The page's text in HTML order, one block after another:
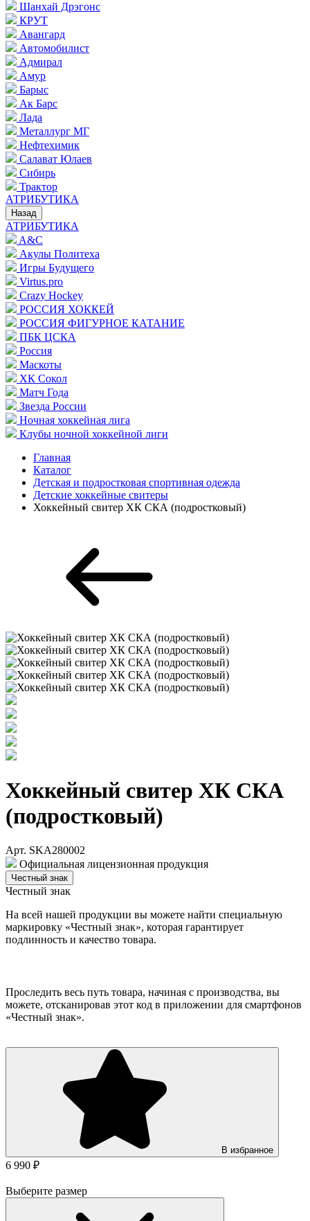
Шанхай Дрэгонс
КРУТ
Авангард
Автомобилист
Адмирал
Амур
Барыс
Ак Барс
Лада
Металлург МГ
Нефтехимик
Салават Юлаев
Сибирь
Трактор
АТРИБУТИКА
Назад
АТРИБУТИКА
A&C
Акулы Политеха
Игры Будущего
Virtus.pro
Crazy Hockey
РОССИЯ ХОККЕЙ
РОССИЯ ФИГУРНОЕ КАТАНИЕ
ПБК ЦСКА
Россия
Маскоты
ХК Сокол
Матч Года
Звезда России
Ночная хоккейная лига
Клубы ночной хоккейной лиги
Главная
Каталог
Детская и подростковая спортивная одежда
Детские хоккейные свитеры
Хоккейный свитер ХК СКА (подростковый)
Хоккейный свитер ХК СКА
(подростковый)
Арт. SKA280002
Официальная лицензионная продукция
Честный знак
Честный знак
На всей нашей продукции вы можете найти специальную
маркировку «Честный знак», которая гарантирует
подлинность и качество товара.
Проследить весь путь товара, начиная с производства, вы
можете, отсканировав этот код в приложении для смартфонов
«Честный знак».
В избранное
6 990 ₽
Выберите размер